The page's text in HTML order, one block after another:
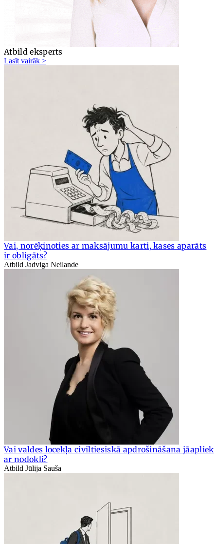
Atbild eksperts
Lasīt vairāk >
Vai, norēķinoties ar maksājumu karti, kases aparāts
ir obligāts?
Atbild Jadviga Neilande
Vai valdes locekļa civiltiesiskā apdrošināšana jāapliek
ar nodokli?
Atbild Jūlija Sauša